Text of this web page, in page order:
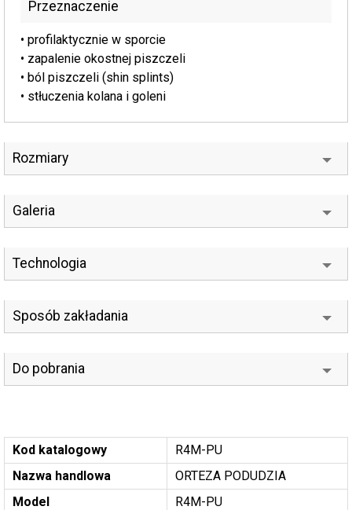
Przeznaczenie
• profilaktycznie w sporcie
• zapalenie okostnej piszczeli
• ból piszczeli (shin splints)
• stłuczenia kolana i goleni
Rozmiary
Galeria
Technologia
Sposób zakładania
Do pobrania
Kod katalogowy
R4M-PU
Nazwa handlowa
ORTEZA PODUDZIA
Model
R4M-PU